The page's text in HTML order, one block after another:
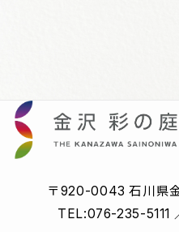
〒920-0043 石川県
TEL:076-235-5111